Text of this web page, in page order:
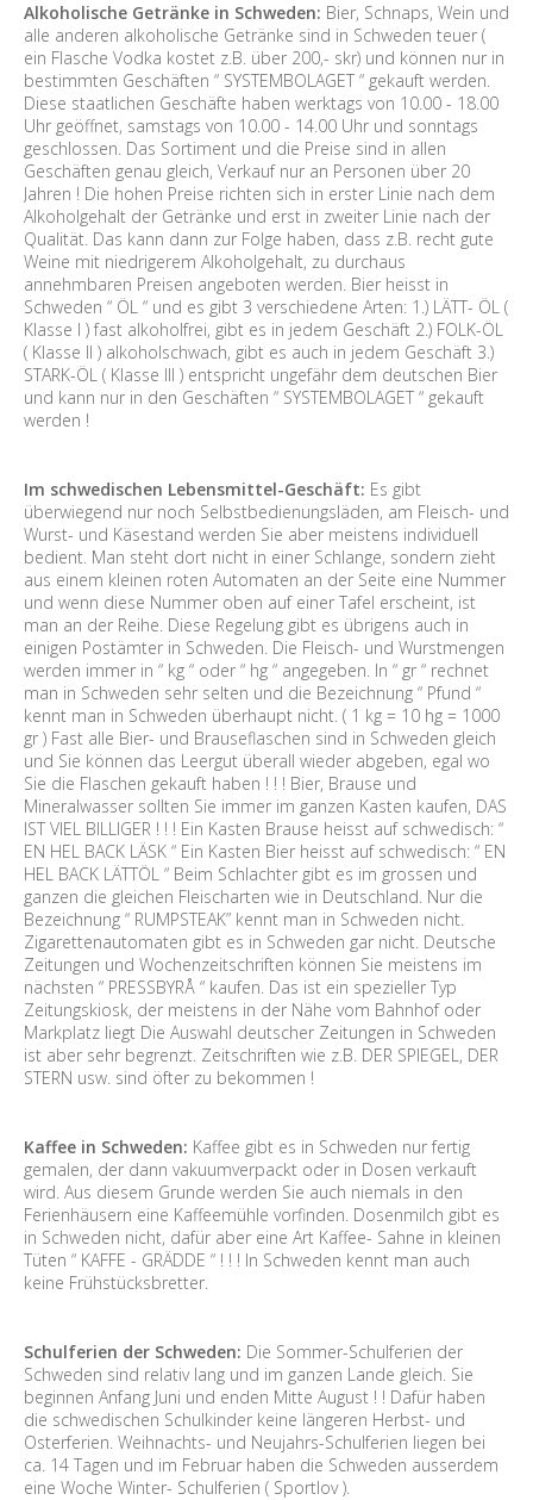
Alkoholische Getränke in Schweden: Bier, Schnaps, Wein und
alle anderen alkoholische Getränke sind in Schweden teuer (
ein Flasche Vodka kostet z.B. über 200,- skr) und können nur in
bestimmten Geschäften “ SYSTEMBOLAGET “ gekauft werden.
Diese staatlichen Geschäfte haben werktags von 10.00 - 18.00
Uhr geöffnet, samstags von 10.00 - 14.00 Uhr und sonntags
geschlossen. Das Sortiment und die Preise sind in allen
Geschäften genau gleich, Verkauf nur an Personen über 20
Jahren ! Die hohen Preise richten sich in erster Linie nach dem
Alkoholgehalt der Getränke und erst in zweiter Linie nach der
Qualität. Das kann dann zur Folge haben, dass z.B. recht gute
Weine mit niedrigerem Alkoholgehalt, zu durchaus
annehmbaren Preisen angeboten werden. Bier heisst in
Schweden “ ÖL “ und es gibt 3 verschiedene Arten: 1.) LÄTT- ÖL (
Klasse I ) fast alkoholfrei, gibt es in jedem Geschäft 2.) FOLK-ÖL
( Klasse II ) alkoholschwach, gibt es auch in jedem Geschäft 3.)
STARK-ÖL ( Klasse III ) entspricht ungefähr dem deutschen Bier
und kann nur in den Geschäften “ SYSTEMBOLAGET “ gekauft
werden !
Im schwedischen Lebensmittel-Geschäft: Es gibt
überwiegend nur noch Selbstbedienungsläden, am Fleisch- und
Wurst- und Käsestand werden Sie aber meistens individuell
bedient. Man steht dort nicht in einer Schlange, sondern zieht
aus einem kleinen roten Automaten an der Seite eine Nummer
und wenn diese Nummer oben auf einer Tafel erscheint, ist
man an der Reihe. Diese Regelung gibt es übrigens auch in
einigen Postämter in Schweden. Die Fleisch- und Wurstmengen
werden immer in “ kg “ oder “ hg “ angegeben. In “ gr “ rechnet
man in Schweden sehr selten und die Bezeichnung “ Pfund “
kennt man in Schweden überhaupt nicht. ( 1 kg = 10 hg = 1000
gr ) Fast alle Bier- und Brauseflaschen sind in Schweden gleich
und Sie können das Leergut überall wieder abgeben, egal wo
Sie die Flaschen gekauft haben ! ! ! Bier, Brause und
Mineralwasser sollten Sie immer im ganzen Kasten kaufen, DAS
IST VIEL BILLIGER ! ! ! Ein Kasten Brause heisst auf schwedisch: “
EN HEL BACK LÄSK “ Ein Kasten Bier heisst auf schwedisch: “ EN
HEL BACK LÄTTÖL “ Beim Schlachter gibt es im grossen und
ganzen die gleichen Fleischarten wie in Deutschland. Nur die
Bezeichnung “ RUMPSTEAK” kennt man in Schweden nicht.
Zigarettenautomaten gibt es in Schweden gar nicht. Deutsche
Zeitungen und Wochenzeitschriften können Sie meistens im
nächsten “ PRESSBYRÅ “ kaufen. Das ist ein spezieller Typ
Zeitungskiosk, der meistens in der Nähe vom Bahnhof oder
Markplatz liegt Die Auswahl deutscher Zeitungen in Schweden
ist aber sehr begrenzt. Zeitschriften wie z.B. DER SPIEGEL, DER
STERN usw. sind öfter zu bekommen !
Kaffee in Schweden: Kaffee gibt es in Schweden nur fertig
gemalen, der dann vakuumverpackt oder in Dosen verkauft
wird. Aus diesem Grunde werden Sie auch niemals in den
Ferienhäusern eine Kaffeemühle vorfinden. Dosenmilch gibt es
in Schweden nicht, dafür aber eine Art Kaffee- Sahne in kleinen
Tüten “ KAFFE - GRÄDDE “ ! ! ! In Schweden kennt man auch
keine Frühstücksbretter.
Schulferien der Schweden: Die Sommer-Schulferien der
Schweden sind relativ lang und im ganzen Lande gleich. Sie
beginnen Anfang Juni und enden Mitte August ! ! Dafür haben
die schwedischen Schulkinder keine längeren Herbst- und
Osterferien. Weihnachts- und Neujahrs-Schulferien liegen bei
ca. 14 Tagen und im Februar haben die Schweden ausserdem
eine Woche Winter- Schulferien ( Sportlov ).